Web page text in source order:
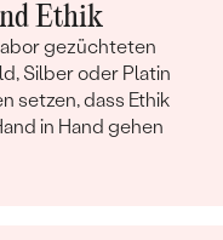
Ethik
gezüchteten
Silber oder Platin
setzen, dass Ethik
in Hand gehen